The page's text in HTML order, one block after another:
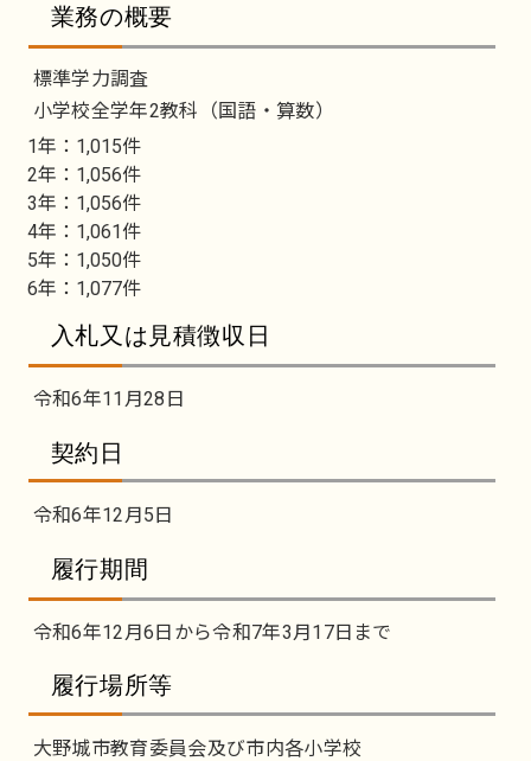
業務の概要
標準学力調査
小学校全学年2教科（国語・算数）
1年：1,015件
2年：1,056件
3年：1,056件
4年：1,061件
5年：1,050件
6年：1,077件
入札又は見積徴収日
令和6年11月28日
契約日
令和6年12月5日
履行期間
令和6年12月6日から令和7年3月17日まで
履行場所等
大野城市教育委員会及び市内各小学校